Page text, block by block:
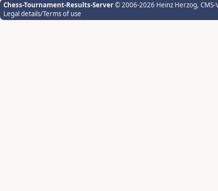
Chess-Tournament-Results-Server© 2006-2026 Heinz Herzog,
Legal details/Terms of use